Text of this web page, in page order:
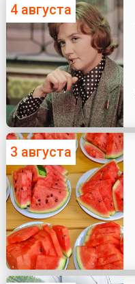
4 августа
3 августа